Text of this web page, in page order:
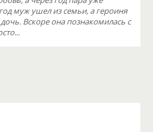
муж ушел из семьи, а героиня
Вскоре она познакомилась с